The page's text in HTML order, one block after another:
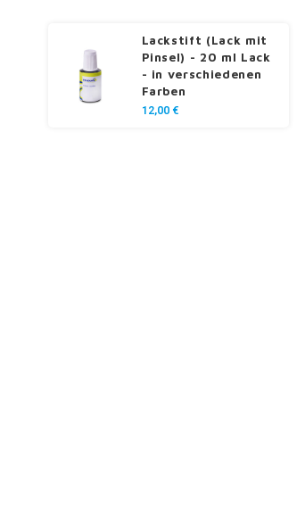
Lackstift (Lack mit
Pinsel) - 20 ml Lack
- in verschiedenen
Farben
12,00 €